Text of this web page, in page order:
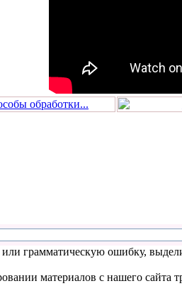
обработки...
грамматическую ошибку,
материалов с нашего сайта